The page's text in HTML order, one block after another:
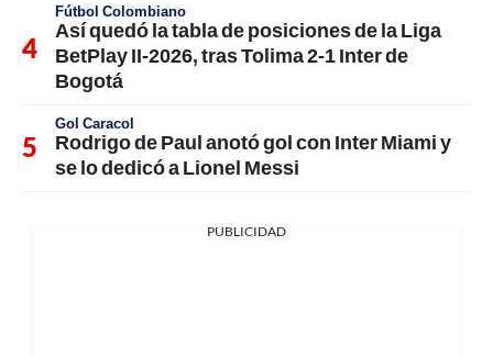
Fútbol Colombiano
Así quedó la tabla de posiciones de la Liga
BetPlay II-2026, tras Tolima 2-1 Inter de
Bogotá
Gol Caracol
Rodrigo de Paul anotó gol con Inter Miami y
se lo dedicó a Lionel Messi
PUBLICIDAD